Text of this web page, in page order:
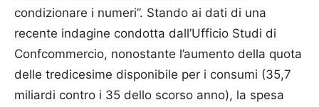
condizionare i numeri”. Stando ai dati di una
recente indagine condotta dall’Ufficio Studi di
Conf­commercio, nonostante l’aumento della quota
delle tredicesime disponibile per i consumi (35,7
miliardi contro i 35 dello scorso anno), la spesa